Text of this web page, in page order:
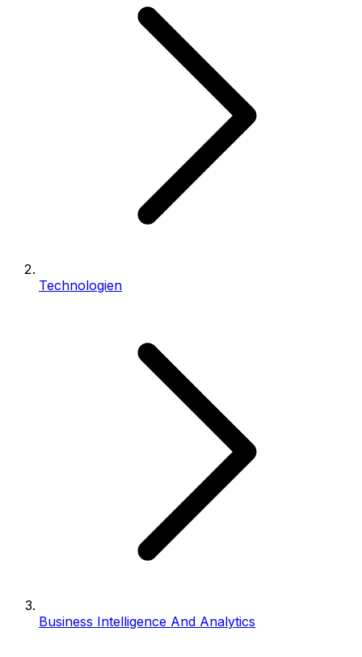
Technologien
Business Intelligence And Analytics